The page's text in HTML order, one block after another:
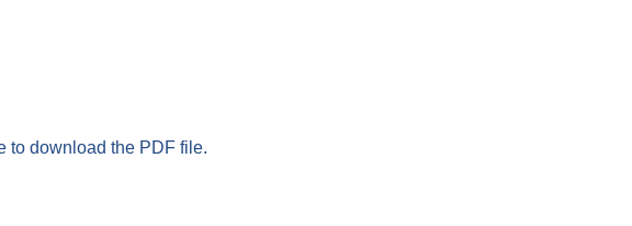
to download the PDF file.